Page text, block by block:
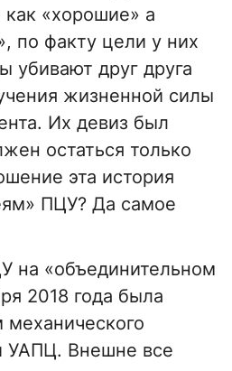
«хорошие» а
по факту цели у них
убивают друг друга
жизненной силы
Их девиз был
остаться только
эта история
ПЦУ? Да самое
на «объединительном
2018 года была
механического
УАПЦ. Внешне все